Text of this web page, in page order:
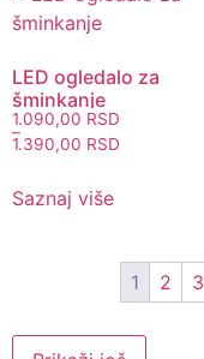
LED ogledalo za
šminkanje
1.090,00 RSD
–
1.390,00 RSD
Saznaj više
1 2 3